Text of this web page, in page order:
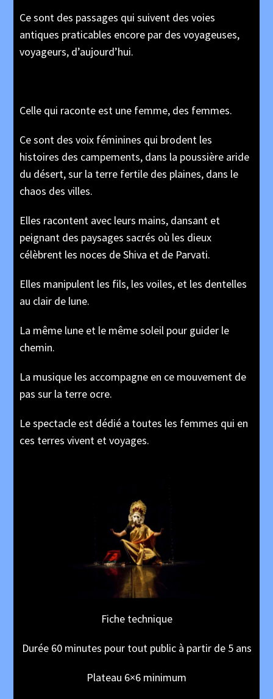
Ce sont des passages qui suivent des voies
antiques praticables encore par des voyageuses,
voyageurs, d’aujourd’hui.
Celle qui raconte est une femme, des femmes.
Ce sont des voix féminines qui brodent les
histoires des campements, dans la poussière aride
du désert, sur la terre fertile des plaines, dans le
chaos des villes.
Elles racontent avec leurs mains, dansant et
peignant des paysages sacrés où les dieux
célèbrent les noces de Shiva et de Parvati.
Elles manipulent les fils, les voiles, et les dentelles
au clair de lune.
La même lune et le même soleil pour guider le
chemin.
La musique les accompagne en ce mouvement de
pas sur la terre ocre.
Le spectacle est dédié a toutes les femmes qui en
ces terres vivent et voyages.
Fiche technique
Durée 60 minutes pour tout public à partir de 5 ans
Plateau 6×6 minimum